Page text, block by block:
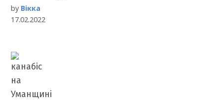
by Вікка
17.02.2022